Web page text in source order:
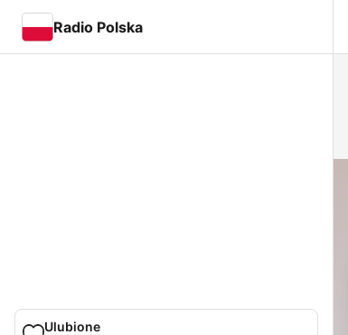
Radio Polska
Ulubione